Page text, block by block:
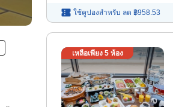
ใช้คูปองสำหรับ ลด ฿958.53
เหลือเพียง 5ห้อง